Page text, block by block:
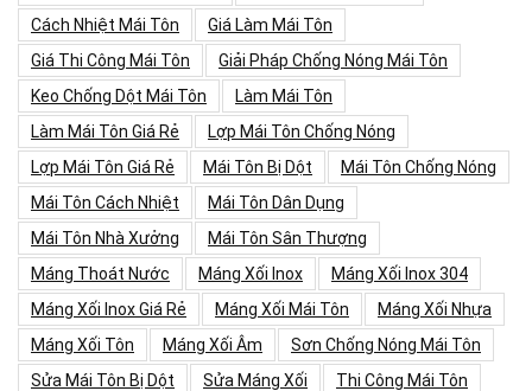
Cách Nhiệt Mái Tôn
Giá Làm Mái Tôn
Giá Thi Công Mái Tôn
Giải Pháp Chống Nóng Mái Tôn
Keo Chống Dột Mái Tôn
Làm Mái Tôn
Làm Mái Tôn Giá Rẻ
Lợp Mái Tôn Chống Nóng
Lợp Mái Tôn Giá Rẻ
Mái Tôn Bị Dột
Mái Tôn Chống Nóng
Mái Tôn Cách Nhiệt
Mái Tôn Dân Dụng
Mái Tôn Nhà Xưởng
Mái Tôn Sân Thượng
Máng Thoát Nước
Máng Xối Inox
Máng Xối Inox 304
Máng Xối Inox Giá Rẻ
Máng Xối Mái Tôn
Máng Xối Nhựa
Máng Xối Tôn
Máng Xối Âm
Sơn Chống Nóng Mái Tôn
Sửa Mái Tôn Bị Dột
Sửa Máng Xối
Thi Công Mái Tôn